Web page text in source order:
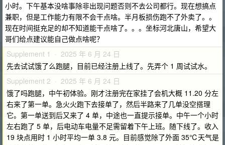
小时。下午基本没啥事除非出现问题否则不去公司都行。现在想搞点
兼职，但是工作能力有限不会干点啥。半月板损伤跑不了外卖了。。
现在时间挺充足的却不知道能干点啥了。。。坐标河北唐山，希望大
哥们给点建议能自己做点啥呢？
Supplement 1 · 2025 年 6 月 24 日
先去试试饿了么跑腿，目前已经注册上线了。先弄个 1 周试试水。
Supplement 2 · 2025 年 6 月 24 日
饿了吗跑腿，中午初体验。刚才注册完在家挂了会机大概 11.20 分左
右来了第一单。急火火跑下去接单了，然后半路来了几单没空搭理
它。第一单送到后又来了 4 单，中途也一直提示接单。中午一个小时
左右跑了 5 单，后电动车电量不足需留着下午上班。随下线了。收入
19 块点用时 1 小时平均一单 3.8 元。目前感觉除了外面 35℃天气是